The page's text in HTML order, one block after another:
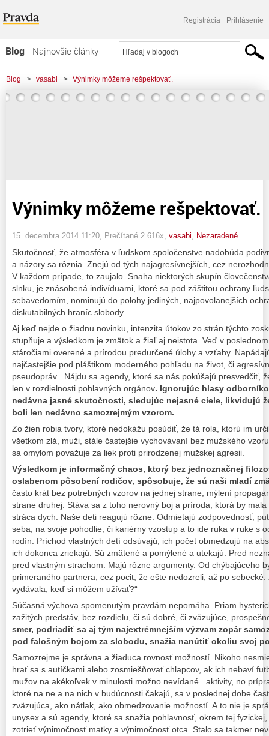
Registrácia Prihlásenie
Blog
Najnovšie články
Najčítanejšie články
Najkomentovanejšie články
Blog > vasabi > Výnimky môžeme rešpektovať.
Výnimky môžeme rešpektovať.
15. decembra 2014 11:20 , Prečítané 2 616x, vasabi Nezaradené
Skutočnosť, že atmosféra v ľudskom spoločenstve nadobúda
a názory sa rôznia. Znejú od tých najagresívnejších, cez
V každom prípade, to zaujalo. Snaha niektorých skupín
slnku, je znásobená indivíduami, ktoré sa pod záštitou ochrany
sebavedomím, nominujú do polohy jediných, najpovolanejších
diskutabilných hraníc slobody.
Aj keď nejde o žiadnu novinku, intenzita útokov zo strán týchto
stupňuje a výsledkom je zmätok a žiaľ aj neistota. Veď v
stáročiami overené a prírodou predurčené úlohy a vzťahy.
najčastejšie pod pláštikom moderného pohľadu na život, či
pseudopráv . Nájdu sa agendy, ktoré sa nás pokúšajú presvedčiť,
len v rozdielnosti pohlavných orgánov. Ignorujúc hlasy
nedávna jasné skutočnosti, sledujúc nejasné ciele, likvidujú
boli len nedávno samozrejmým vzorom.
Zo žien robia tvory, ktoré nedokážu posúdiť, že tá rola, ktorú im
všetkom zlá, muži, stále častejšie vychovávaní bez mužského
sa omylom považuje za liek proti prirodzenej mužskej agresii.
Výsledkom je informačný chaos, ktorý bez jednoznačnej
oslabenom pôsobení rodičov, spôsobuje, že sú naši mladí
často krát bez potrebných vzorov na jednej strane, mýlení
strane druhej. Stáva sa z toho nerovný boj a príroda, ktorá by
stráca dych. Naše deti reagujú rôzne. Odmietajú zodpovednosť,
seba, na svoje pohodlie, či kariérny vzostup a to ide ruka v ruke s
rodín. Príchod vlastných detí odsúvajú, ich počet obmedzujú na
ich dokonca zriekajú. Sú zmätené a pomýlené a utekajú. Pred
pred vlastným strachom. Majú rôzne argumenty. Od chýbajúceho
primeraného partnera, cez pocit, že ešte nedozreli, až po sebecké:
vydávala, keď si môžem užívať?“
Súčasná výchova spomenutým pravdám nepomáha. Priam
zažitých predstáv, bez rozdielu, či sú dobré, či zväzujúce,
smer, podriadiť sa aj tým najextrémnejším výzvam zopár
pod falošným bojom za slobodu, snažia nanútiť okoliu svoj
Samozrejme je správna a žiaduca rovnosť možností. Nikoho
hrať sa s autíčkami alebo zosmiešňovať chlapcov, ak ich nebaví
mužov na akékoľvek v minulosti možno nevídané aktivity, no
ktoré na ne a na nich v budúcnosti čakajú, sa v poslednej dobe
zväzujúca, ako nátlak, ako obmedzovanie možností. A to nie je
unysex a sú agendy, ktoré sa snažia pohlavnosť, okrem tej
zotrieť výnimočnosť matky a výnimočnosť otca. Stalo sa takmer